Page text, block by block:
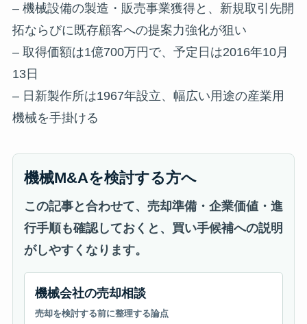
– 機械設備の製造・販売事業獲得と、新規取引先開
拓ならびに既存顧客への提案力強化が狙い
– 取得価額は1億700万円で、予定日は2016年10月
13日
– 日新製作所は1967年設立、幅広い用途の産業用
機械を手掛ける
機械M&Aを検討する方へ
この記事と合わせて、売却準備・企業価値・進
行手順も確認しておくと、買い手候補への説明
がしやすくなります。
機械会社の売却相談
売却を検討する前に整理する論点